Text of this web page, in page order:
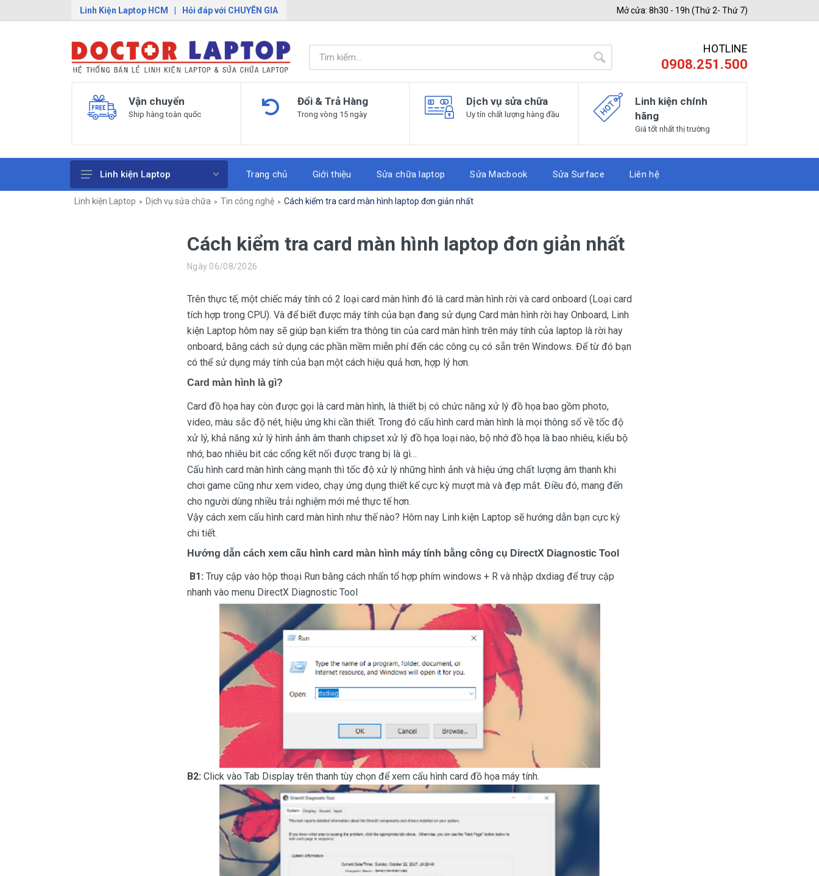
Linh Kiện Laptop HCM | Hỏi đáp với CHUYÊN GIA Mở cửa: 8h30 - 19h (Thứ 2- Thứ 7)
HOTLINE
0908.251.500
Vận chuyển
Ship hàng toàn quốc
Đổi & Trả Hàng
Trong vòng 15 ngày
Dịch vụ sửa chữa
Uy tín chất lượng hàng đầu
Linh kiện chính
hãng
Giá tốt nhất thị trường
Pin Laptop
Thay màn hình Surface Pro
Linh kiện Laptop Trang chủ Giới thiệu Sửa chữa laptop Sửa Macbook Sửa Surface Liên hệ
Linh kiện Laptop Dịch vụ sửa chữa Tin công nghệ ​Cách kiểm tra card màn hình laptop đơn giản nhất
​Cách kiểm tra card màn hình laptop đơn giản nhất
Ngày 06/08/2026
Trên thực tế, một chiếc máy tính có 2 loại card màn hình đó là card màn hình rời và card onboard (Loại card
tích hợp trong CPU). Và để biết được máy tính của bạn đang sử dụng Card màn hình rời hay Onboard, Linh
kiện Laptop hôm nay sẽ giúp bạn kiểm tra thông tin của card màn hình trên máy tính của laptop là rời hay
onboard, bằng cách sử dụng các phần mềm miễn phí đến các công cụ có sẵn trên Windows. Để từ đó bạn
có thể sử dụng máy tính của bạn một cách hiệu quả hơn, hợp lý hơn.
Card màn hình là gì?
Card đồ họa hay còn được gọi là card màn hình, là thiết bị có chức năng xử lý đồ họa bao gồm photo,
video, màu sắc độ nét, hiệu ứng khi cần thiết. Trong đó cấu hình card màn hình là mọi thông số về tốc độ
xử lý, khả năng xử lý hình ảnh âm thanh chipset xử lý đồ họa loại nào, bộ nhớ đồ họa là bao nhiêu, kiểu bộ
nhớ, bao nhiêu bit các cổng kết nối được trang bị là gì…
Cấu hình card màn hình càng mạnh thì tốc độ xử lý những hình ảnh và hiệu ứng chất lượng âm thanh khi
chơi game cũng như xem video, chạy ứng dụng thiết kế cực kỳ mượt mà và đẹp mắt. Điều đó, mang đến
cho người dùng nhiều trải nghiệm mới mẻ thực tế hơn.
Vậy cách xem cấu hình card màn hình như thế nào? Hôm nay Linh kiện Laptop sẽ hướng dẫn bạn cực kỳ
chi tiết.
Hướng dẫn cách xem cấu hình card màn hình máy tính bằng công cụ DirectX Diagnostic Tool
B1: Truy cập vào hộp thoại Run bằng cách nhấn tổ hợp phím windows + R và nhập dxdiag để truy cập
nhanh vào menu DirectX Diagnostic Tool
B2: Click vào Tab Display trên thanh tùy chọn để xem cấu hình card đồ họa máy tính.